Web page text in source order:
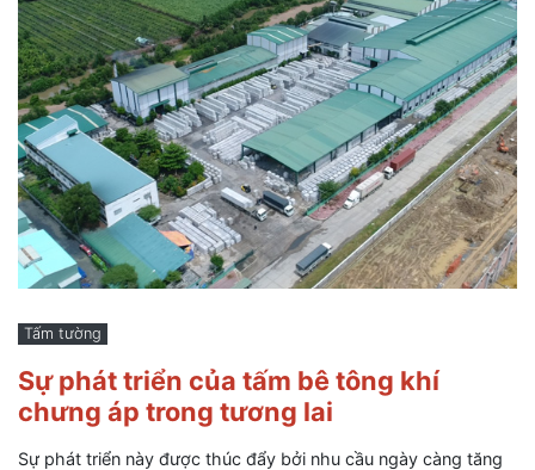
Tấm tường
Sự phát triển của tấm bê tông khí
chưng áp trong tương lai
Sự phát triển này được thúc đẩy bởi nhu cầu ngày càng tăng